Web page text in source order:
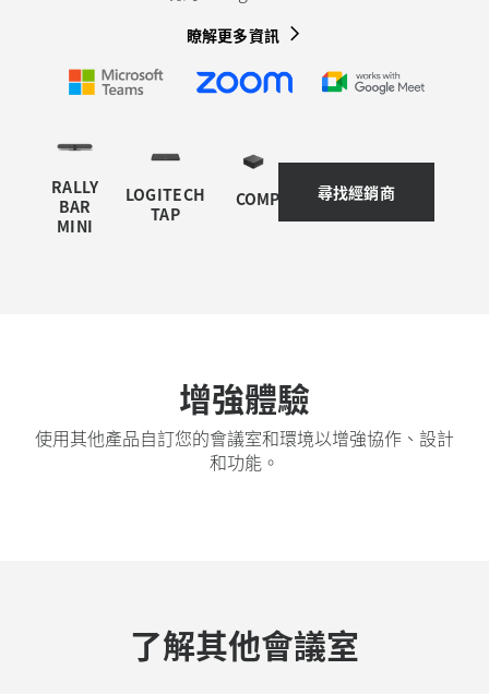
瞭解更多資訊
RALLY
BAR
MINI
LOGITECH
TAP
COMPUTE 尋找經銷商
利用針對 Microsoft Teams Rooms Android 版或
Zoom Rooms 設備模式預先設定好的解決方案作為視
訊優先會議室的替代部署選項簡化您的設定和管理。
瞭解更多資訊
Rally Bar Mini 羅技 Tap IP
增強體驗
使用其他產品自訂您的會議室和環境以增強協作、設計
和功能。
了解其他會議室